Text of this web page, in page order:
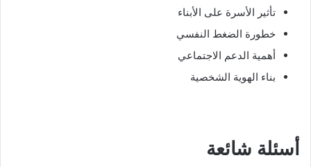
تأثير الأسرة على الأبناء
خطورة الضغط النفسي
أهمية الدعم الاجتماعي
بناء الهوية الشخصية
أسئلة شائعة